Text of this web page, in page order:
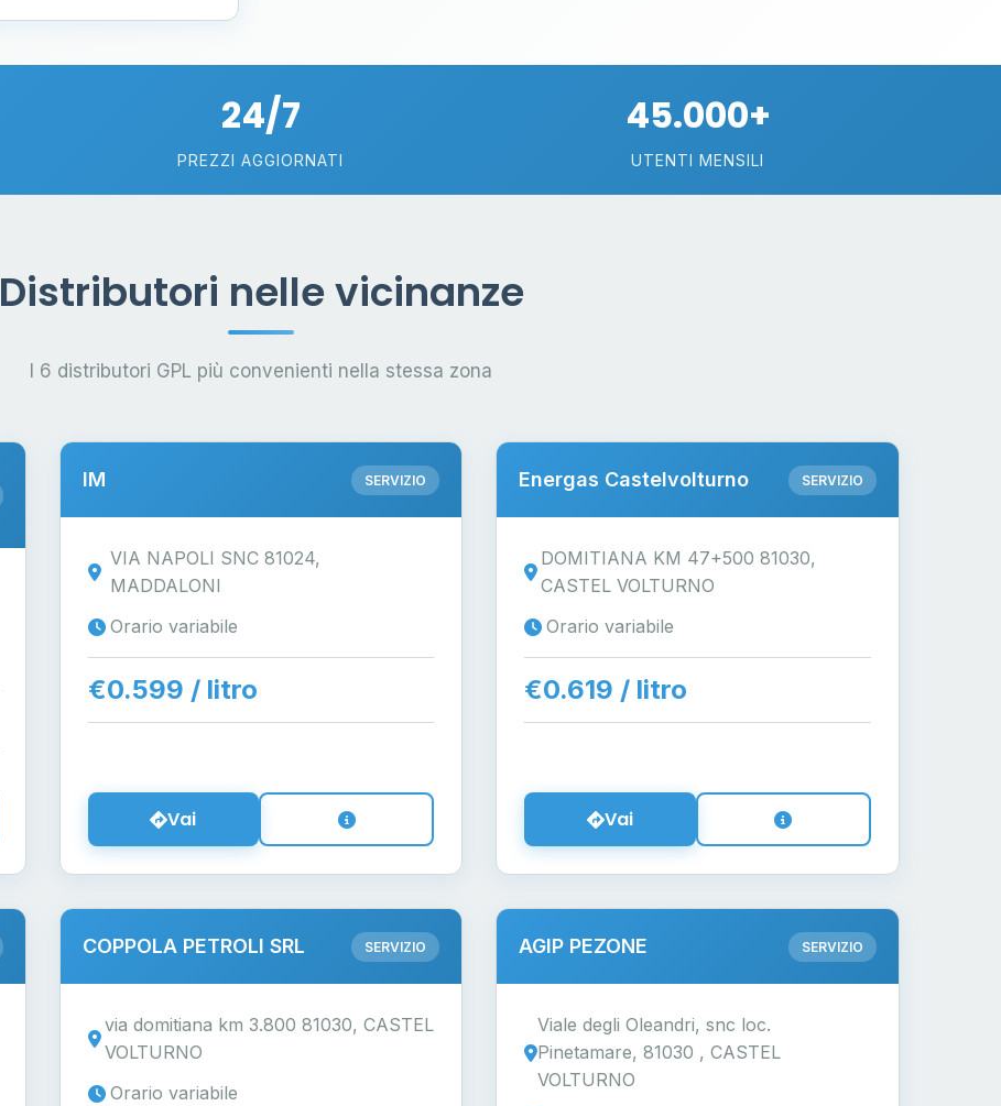
24/7
PREZZI AGGIORNATI
45.000+
UTENTI MENSILI
Distributori nelle vicinanze
I 6 distributori GPL più convenienti nella stessa zona
IM SERVIZIO
VIA NAPOLI SNC 81024,
MADDALONI
Orario variabile
€0.599 / litro
Vai
Energas Castelvolturno SERVIZIO
DOMITIANA KM 47+500 81030,
CASTEL VOLTURNO
Orario variabile
€0.619 / litro
Vai
COPPOLA PETROLI SRL SERVIZIO
via domitiana km 3.800 81030, CASTEL
VOLTURNO
Orario variabile
AGIP PEZONE SERVIZIO
Viale degli Oleandri, snc loc.
Pinetamare, 81030 , CASTEL
VOLTURNO